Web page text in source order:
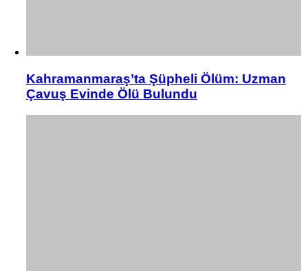
Kahramanmaraş’ta Şüpheli Ölüm: Uzman
Çavuş Evinde Ölü Bulundu